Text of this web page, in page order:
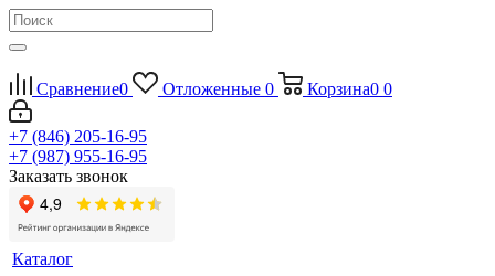
Сравнение0 Отложенные 0 Корзина0 0
+7 (846) 205-16-95
+7 (987) 955-16-95
Заказать звонок
Каталог